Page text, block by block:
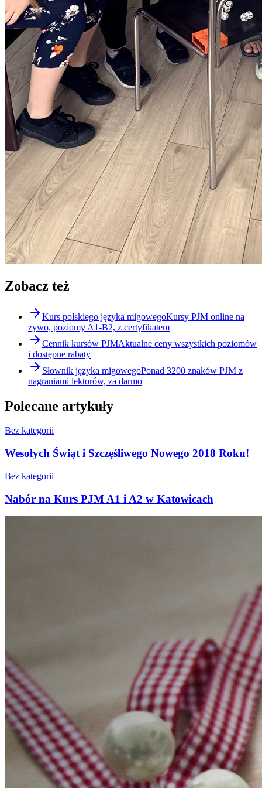
Zobacz też
Kurs polskiego języka migowegoKursy PJM online na
żywo, poziomy A1-B2, z certyfikatem
Cennik kursów PJMAktualne ceny wszystkich poziomów
i dostępne rabaty
Słownik języka migowegoPonad 3200 znaków PJM z
nagraniami lektorów, za darmo
Polecane artykuły
Bez kategorii
Wesołych Świąt i Szczęśliwego Nowego 2018 Roku!
Bez kategorii
Nabór na Kurs PJM A1 i A2 w Katowicach